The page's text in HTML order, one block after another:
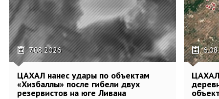
7.08.2026
ЦАХАЛ нанес удары по объектам
«Хизбаллы» после гибели двух
резервистов на юге Ливана